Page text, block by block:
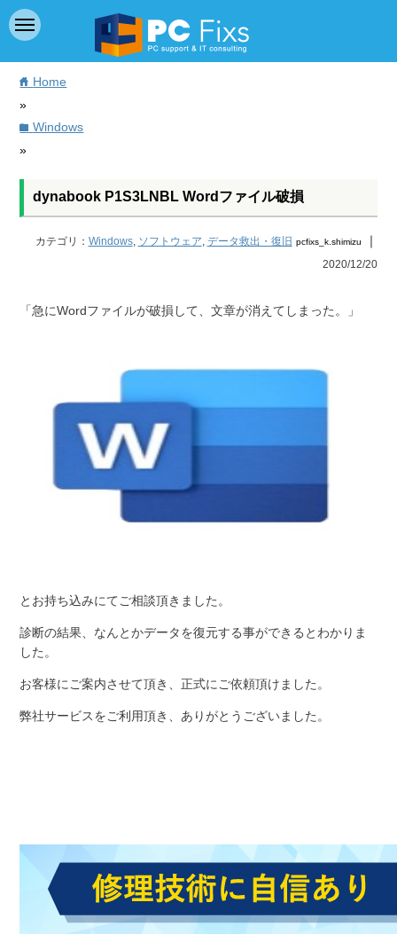
home Home
»
folderWindows
»
dynabook P1S3LNBL Wordファイル破損
カテゴリ： Windows, ソフトウェア, データ救出・復旧 pcfixs_k.shimizu ｜
2020/12/20
「急にWordファイルが破損して、文章が消えてしまった。」
とお持ち込みにてご相談頂きました。
診断の結果、なんとかデータを復元する事ができるとわかりま
した。
お客様にご案内させて頂き、正式にご依頼頂けました。
弊社サービスをご利用頂き、ありがとうございました。